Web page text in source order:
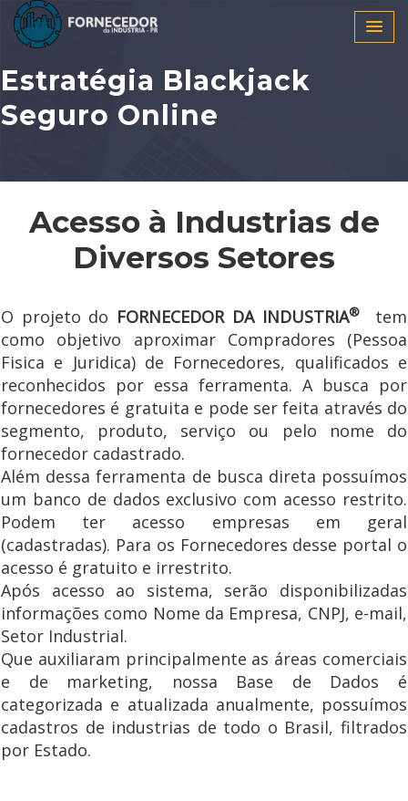
Estratégia Blackjack
Seguro Online
Acesso à Industrias de
Diversos Setores
O projeto do FORNECEDOR DA INDUSTRIA®tem
como objetivo aproximar Compradores (Pessoa
Fisica e Juridica) de Fornecedores, qualificados e
reconhecidos por essa ferramenta. A busca por
fornecedores é gratuita e pode ser feita através do
segmento, produto, serviço ou pelo nome do
fornecedor cadastrado.
Além dessa ferramenta de busca direta possuímos
um banco de dados exclusivo com acesso restrito.
Podem ter acesso empresas em geral
(cadastradas). Para os Fornecedores desse portal o
acesso é gratuito e irrestrito.
Após acesso ao sistema, serão disponibilizadas
informações como Nome da Empresa, CNPJ, e-mail,
Setor Industrial.
Que auxiliaram principalmente as áreas comerciais
e de marketing, nossa Base de Dados é
categorizada e atualizada anualmente, possuímos
cadastros de industrias de todo o Brasil, filtrados
por Estado.